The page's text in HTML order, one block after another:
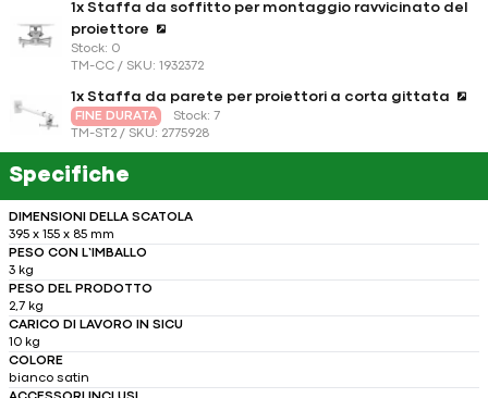
1x Staffa da soffitto per montaggio ravvicinato del
proiettore
Stock: 0
TM-CC / SKU: 1932372
1x Staffa da parete per proiettori a corta gittata
FINE DURATA
Stock: 7
TM-ST2 / SKU: 2775928
Specifiche
DIMENSIONI DELLA SCATOLA
395 x 155 x 85 mm
PESO CON L’IMBALLO
3 kg
PESO DEL PRODOTTO
2,7 kg
CARICO DI LAVORO IN SICU
10 kg
COLORE
bianco satin